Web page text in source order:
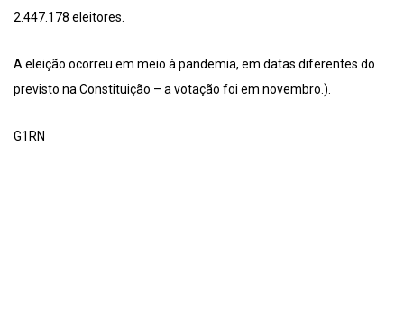
2.447.178 eleitores.
A eleição ocorreu em meio à pandemia, em datas diferentes do
previsto na Constituição – a votação foi em novembro.).
G1RN